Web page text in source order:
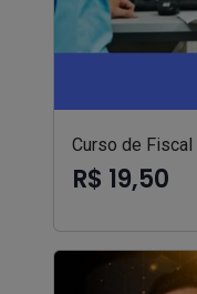
Curso de
R$ 19,50